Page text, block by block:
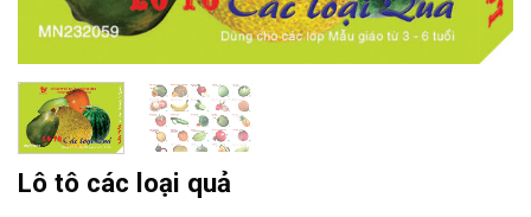
Lô tô các loại quả